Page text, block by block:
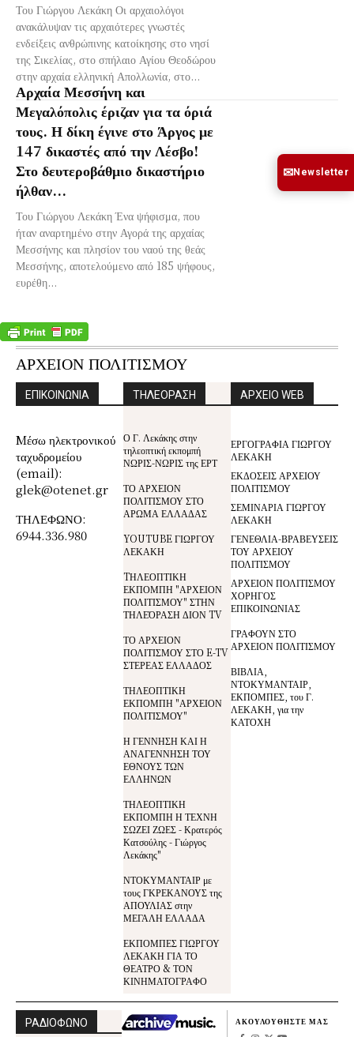
Του Γιώργου Λεκάκη Οι αρχαιολόγοι
ανακάλυψαν τις αρχαιότερες γνωστές
ενδείξεις ανθρώπινης κατοίκησης στο νησί
της Σικελίας, στο σπήλαιο Αγίου Θεοδώρου
στην αρχαία ελληνική Απολλωνία, στο...
Αρχαία Μεσσήνη και
Μεγαλόπολις έριζαν για τα όριά
τους. Η δίκη έγινε στο Άργος με
147 δικαστές από την Λέσβο!
Στο δευτεροβάθμιο δικαστήριο
ήλθαν...
Του Γιώργου Λεκάκη Ένα ψήφισμα, που
ήταν αναρτημένο στην Αγορά της αρχαίας
Μεσσήνης και πλησίον του ναού της θεάς
Μεσσήνης, αποτελούμενο από 185 ψήφους,
ευρέθη...
ΑΡΧΕΙΟΝ ΠΟΛΙΤΙΣΜΟΥ
ΕΠΙΚΟΙΝΩΝΙΑ
Mέσω ηλεκτρονικού
ταχυδρομείου
(email):
glek@otenet.gr
ΤΗΛΕΦΩΝΟ:
6944.336.980
ΤΗΛΕΟΡΑΣΗ
Ο Γ. Λεκάκης στην
τηλεοπτική εκπομπή
ΝΩΡΙΣ-ΝΩΡΙΣ της ΕΡΤ
ΤΟ ΑΡΧΕΙΟΝ
ΠΟΛΙΤΙΣΜΟΥ ΣΤΟ
ΑΡΩΜΑ ΕΛΛΑΔΑΣ
YOUTUBE ΓΙΩΡΓΟΥ
ΛΕΚΑΚΗ
TΗΛΕΟΠΤΙΚΗ
ΕΚΠΟΜΠΗ "ΑΡΧΕΙΟΝ
ΠΟΛΙΤΙΣΜΟΥ" ΣΤΗΝ
ΤΗΛΕΌΡΑΣΗ ΔΙΟΝ TV
ΤΟ ΑΡΧΕΙΟΝ
ΠΟΛΙΤΙΣΜΟΥ ΣΤΟ E-TV
ΣΤΕΡΕΑΣ ΕΛΛΑΔΟΣ
ΤΗΛΕΟΠΤΙΚΗ
ΕΚΠΟΜΠΗ "ΑΡΧΕΙΟΝ
ΠΟΛΙΤΙΣΜΟΥ"
Η ΓΕΝΝΗΣΗ ΚΑΙ Η
ΑΝΑΓΕΝΝΗΣΗ ΤΟΥ
ΕΘΝΟΥΣ ΤΩΝ
ΕΛΛΗΝΩΝ
ΤΗΛΕΟΠΤΙΚΗ
ΕΚΠΟΜΠΗ Η ΤΕΧΝΗ
ΣΩΖΕΙ ΖΩΕΣ - Κρατερός
Κατσούλης - Γιώργος
Λεκάκης"
ΝΤΟΚΥΜΑΝΤΑΙΡ με
τους ΓΚΡΕΚΑΝΟΥΣ της
ΑΠΟΥΛΙΑΣ στην
ΜΕΓΑΛΗ ΕΛΛΑΔΑ
ΕΚΠΟΜΠΕΣ ΓΙΩΡΓΟΥ
ΛΕΚΑΚΗ ΓΙΑ ΤΟ
ΘΕΑΤΡΟ & ΤΟΝ
ΚΙΝΗΜΑΤΟΓΡΑΦΟ
ΑΡΧΕΙΟ WEB
ΕΡΓΟΓΡΑΦΙΑ ΓΙΩΡΓΟΥ
ΛΕΚΑΚΗ
ΕΚΔΟΣΕΙΣ ΑΡΧΕΙΟΥ
ΠΟΛΙΤΙΣΜΟΥ
ΣΕΜΙΝΑΡΙΑ ΓΙΩΡΓΟΥ
ΛΕΚΑΚΗ
ΓΕΝΕΘΛΙΑ-ΒΡΑΒΕΥΣΕΙΣ
ΤΟΥ ΑΡΧΕΙΟΥ
ΠΟΛΙΤΙΣΜΟΥ
ΑΡΧΕΙΟΝ ΠΟΛΙΤΙΣΜΟΥ
ΧΟΡΗΓΟΣ
ΕΠΙΚΟΙΝΩΝΙΑΣ
ΓΡΑΦΟΥΝ ΣΤΟ
ΑΡΧΕΙΟΝ ΠΟΛΙΤΙΣΜΟΥ
ΒΙΒΛΙΑ,
ΝΤΟΚΥΜΑΝΤΑΙΡ,
ΕΚΠΟΜΠΕΣ, του Γ.
ΛΕΚΑΚΗ, για την
ΚΑΤΟΧΗ
ΡΑΔΙΟΦΩΝΟ ΑΚΟΥΛΟΥΘΗΣΤΕ ΜΑΣ
✉Newsletter